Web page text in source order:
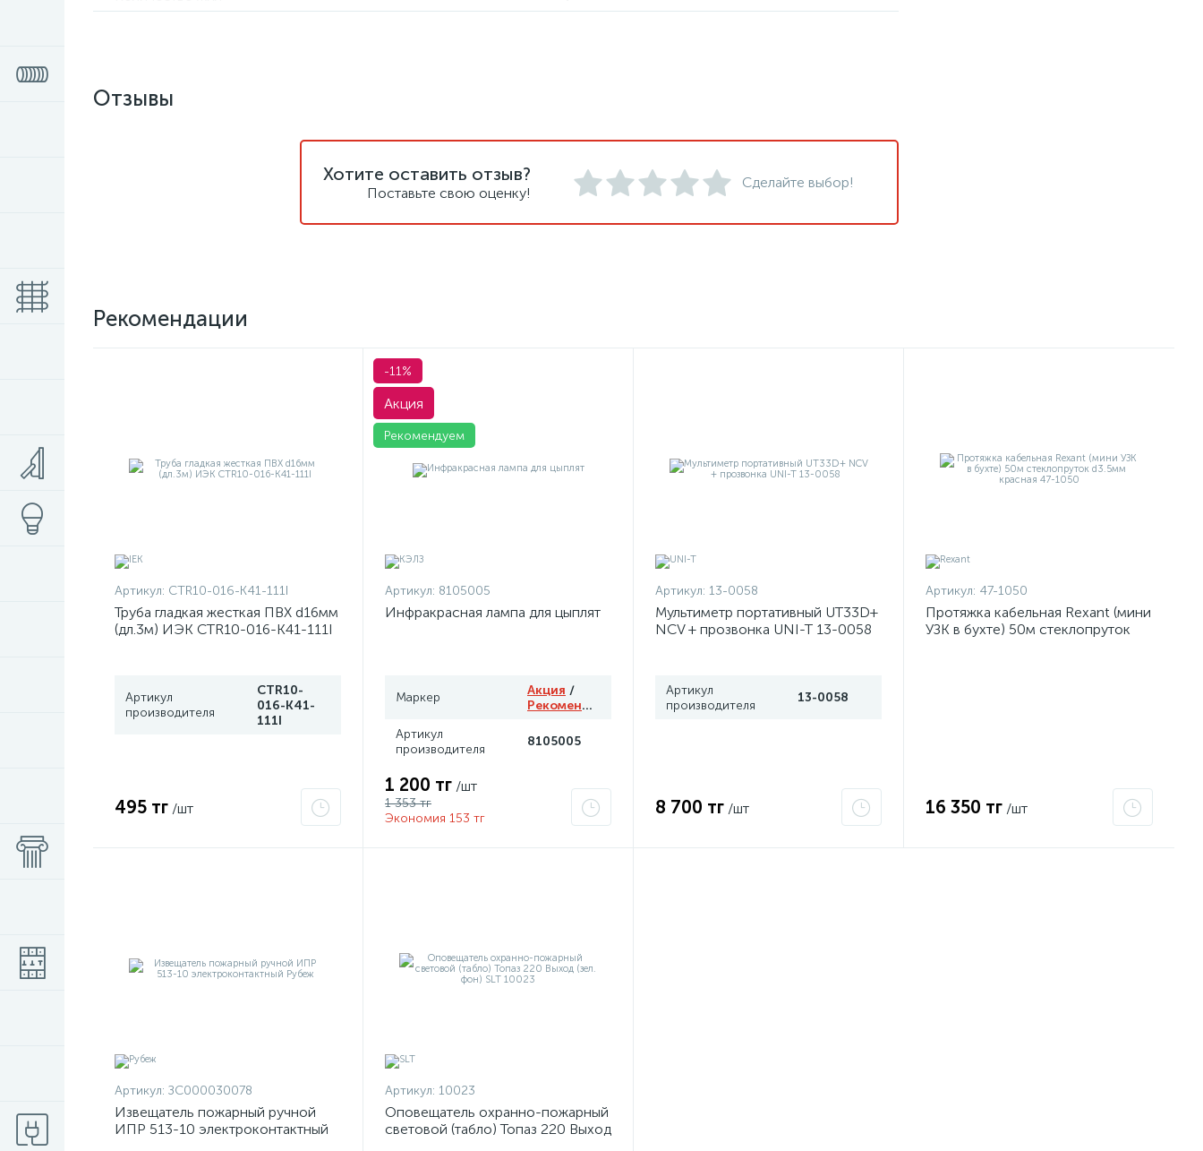
Отзывы
Хотите оставить отзыв?
Поставьте свою оценку!
Сделайте выбор!
Рекомендации
Артикул: CTR10-016-K41-111I
Труба гладкая жесткая ПВХ d16мм
(дл.3м) ИЭК CTR10-016-K41-111I
Артикул
производителя
CTR10-
016-K41-
111I
495 тг /шт
-11%
Акция
Рекомендуем
Артикул: 8105005
Инфракрасная лампа для цыплят
Маркер Акция /
Рекомендуем
Артикул
производителя
8105005
1 200 тг /шт
1 353 тг
Экономия 153 тг
Артикул: 13-0058
Мультиметр портативный UT33D+
NCV + прозвонка UNI-T 13-0058
Артикул
производителя
13-0058
8 700 тг /шт
Артикул: 47-1050
Протяжка кабельная Rexant (мини
УЗК в бухте) 50м стеклопруток
16 350 тг /шт
Артикул: ЗС000030078
Извещатель пожарный ручной
ИПР 513-10 электроконтактный
Артикул: 10023
Оповещатель охранно-пожарный
световой (табло) Топаз 220 Выход